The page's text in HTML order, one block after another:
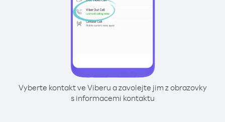
Vyberte kontakt ve Viberu a zavolejte jim z obrazovky
s informacemi kontaktu